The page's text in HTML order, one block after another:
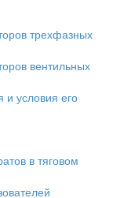
трехфазных
вентильных
и условия его
в тяговом